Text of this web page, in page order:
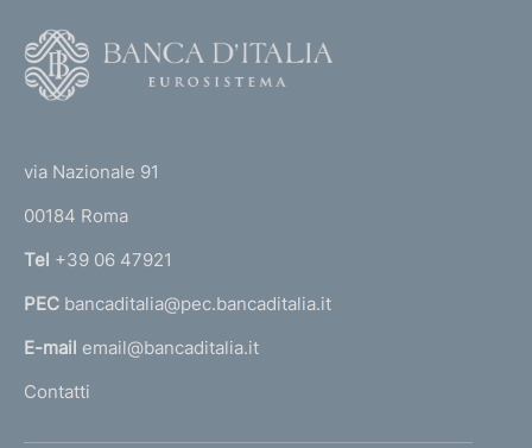
o
f
n
d
i
m
e
n
:
r
n
a
l
via Nazionale 91
00184 Roma
Tel +39 06 47921
PEC bancaditalia@pec.bancaditalia.it
E-mail email@bancaditalia.it
Contatti